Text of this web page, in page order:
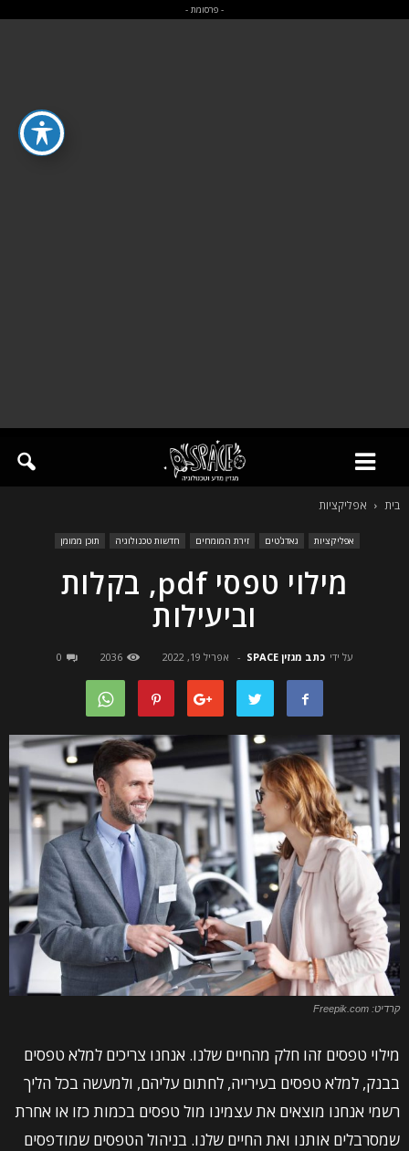
- פרסומת -
בית אפליקציות
אפליקציות גאדג'טים זירת המומחים חדשות טכנולוגיה תוכן ממומן
מילוי טפסי pdf, בקלות
וביעילות
על ידי כתב מגזין SPACE - אפריל 19, 2022 2036
0
קרדיט: Freepik.com
מילוי טפסים זהו חלק מהחיים שלנו. אנחנו צריכים למלא טפסים
בבנק, למלא טפסים בעירייה, לחתום עליהם, ולמעשה בכל הליך
רשמי אנחנו מוצאים את עצמינו מול טפסים בכמות כזו או אחרת
שמסרבלים אותנו ואת החיים שלנו. בניהול הטפסים שמודפסים